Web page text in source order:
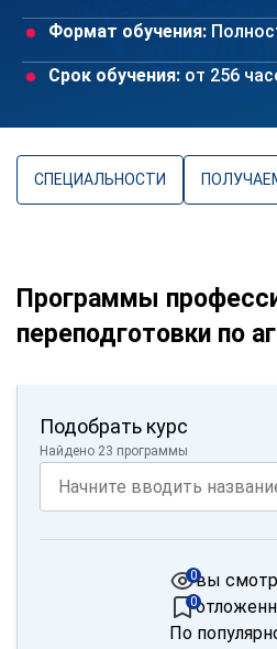
Формат обучения:
Срок обучения: от 256
СПЕЦИАЛЬНОСТИ
Программы
переподготовки по
Подобрать курс
Найдено 23 программы
вы
0
0
По